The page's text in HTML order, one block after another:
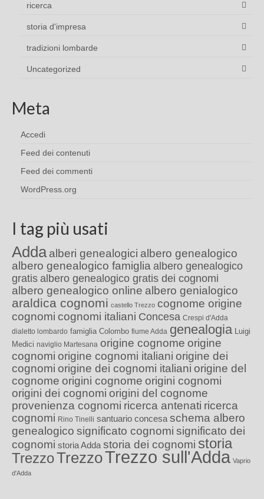
ricerca
storia d'impresa
tradizioni lombarde
Uncategorized
Meta
Accedi
Feed dei contenuti
Feed dei commenti
WordPress.org
I tag più usati
Adda alberi genealogici albero genealogico
albero genealogico famiglia albero genealogico
gratis albero genealogico gratis dei cognomi
albero genealogico online albero genialogico
araldica cognomi castello Trezzo cognome origine
cognomi cognomi italiani Concesa Crespi d'Adda
dialetto lombardo famiglia Colombo fiume Adda genealogia Luigi
Medici naviglio Martesana origine cognome origine
cognomi origine cognomi italiani origine dei
cognomi origine dei cognomi italiani origine del
cognome origini cognome origini cognomi
origini dei cognomi origini del cognome
provenienza cognomi ricerca antenati ricerca
cognomi Rino Tinelli santuario concesa schema albero
genealogico significato cognomi significato dei
cognomi storia Adda storia dei cognomi storia
TrezzoTrezzoTrezzo sull'Adda Vaprio
d'Adda